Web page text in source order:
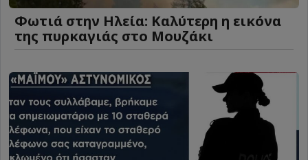
Φωτιά στην Ηλεία: Καλύτερη η εικόνα
της πυρκαγιάς στο Μουζάκι